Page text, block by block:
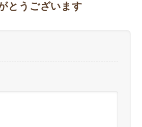
とうございます